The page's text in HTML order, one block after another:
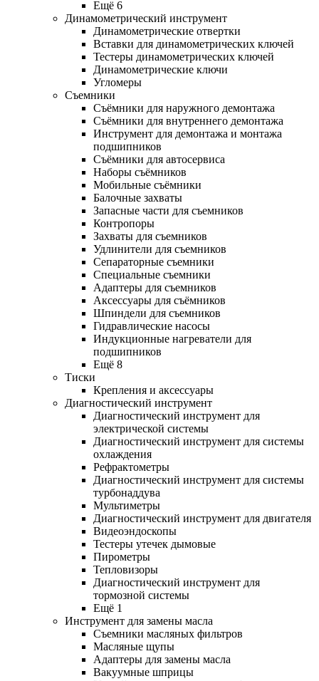
Ещё 6
Динамометрический инструмент
Динамометрические отвертки
Вставки для динамометрических ключей
Тестеры динамометрических ключей
Динамометрические ключи
Угломеры
Съемники
Съёмники для наружного демонтажа
Съёмники для внутреннего демонтажа
Инструмент для демонтажа и монтажа
подшипников
Съёмники для автосервиса
Наборы съёмников
Мобильные съёмники
Балочные захваты
Запасные части для съемников
Контропоры
Захваты для съемников
Удлинители для съемников
Сепараторные съемники
Специальные съемники
Адаптеры для съемников
Аксессуары для съёмников
Шпиндели для съемников
Гидравлические насосы
Индукционные нагреватели для
подшипников
Ещё 8
Тиски
Крепления и аксессуары
Диагностический инструмент
Диагностический инструмент для
электрической системы
Диагностический инструмент для системы
охлаждения
Рефрактометры
Диагностический инструмент для системы
турбонаддува
Мультиметры
Диагностический инструмент для двигателя
Видеоэндоскопы
Тестеры утечек дымовые
Пирометры
Тепловизоры
Диагностический инструмент для
тормозной системы
Ещё 1
Инструмент для замены масла
Съемники масляных фильтров
Масляные щупы
Адаптеры для замены масла
Вакуумные шприцы